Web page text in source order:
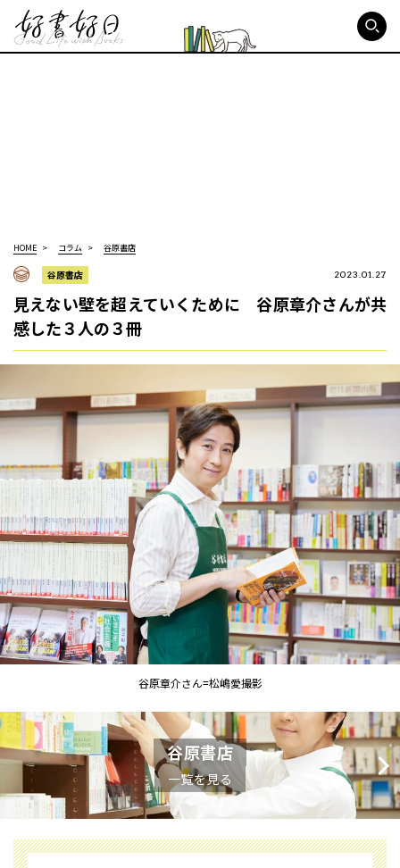
HOME コラム 谷原書店
谷原書店 2023.01.27
見えない壁を超えていくために 谷原章介さんが共
感した３人の３冊
谷原章介さん=松嶋愛撮影
谷原書店
一覧を見る